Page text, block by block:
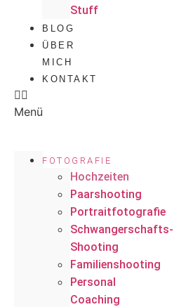
Stuff
BLOG
ÜBER
MICH
KONTAKT
Menü
FOTOGRAFIE
Hochzeiten
Paarshooting
Portraitfotografie
Schwangerschafts-
Shooting
Familienshooting
Personal
Coaching